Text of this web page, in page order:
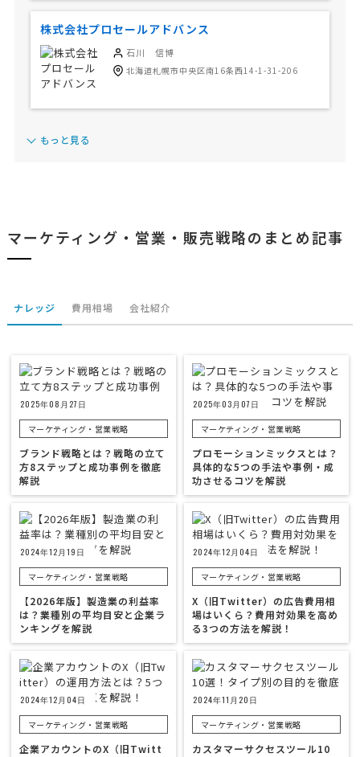
株式会社プロセールアドバンス
石川 信博
北海道札幌市中央区南16条西14-1-31-206
もっと見る
マーケティング・営業・販売戦略のまとめ記事
ナレッジ 費用相場 会社紹介
2025年08月27日
マーケティング・営業戦略
ブランド戦略とは？戦略の立て
方8ステップと成功事例を徹底
解説
2025年03月07日
マーケティング・営業戦略
プロモーションミックスとは？
具体的な5つの手法や事例・成
功させるコツを解説
2024年12月19日
マーケティング・営業戦略
【2026年版】製造業の利益率
は？業種別の平均目安と企業ラ
ンキングを解説
2024年12月04日
マーケティング・営業戦略
X（旧Twitter）の広告費用相
場はいくら？費用対効果を高め
る3つの方法を解説！
2024年12月04日
マーケティング・営業戦略
企業アカウントのX（旧Twitt
2024年11月20日
マーケティング・営業戦略
カスタマーサクセスツール10